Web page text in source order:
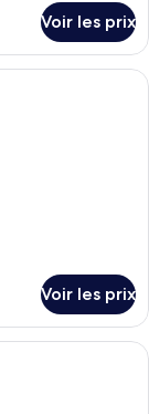
Voir les prix
spacieux avec un
Voir les prix
avec un